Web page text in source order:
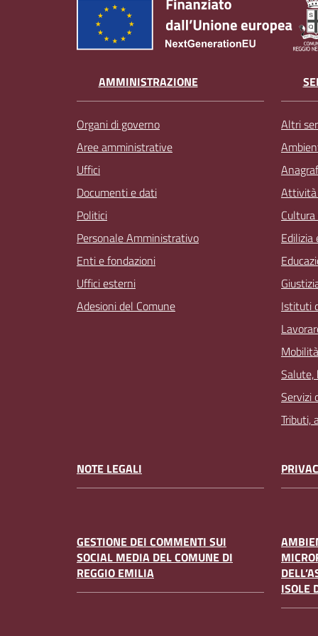
AMMINISTRAZIONE
Organi di governo
Aree amministrative
Uffici
Documenti e dati
Politici
Personale Amministrativo
Enti e fondazioni
Uffici esterni
Adesioni del Comune
Altri
Attività
Edilizia
Istituti
Salute,
Servizi
Tributi,
NOTE LEGALI
GESTIONE DEI COMMENTI SUI
SOCIAL MEDIA DEL COMUNE DI
REGGIO EMILIA
ISOLE